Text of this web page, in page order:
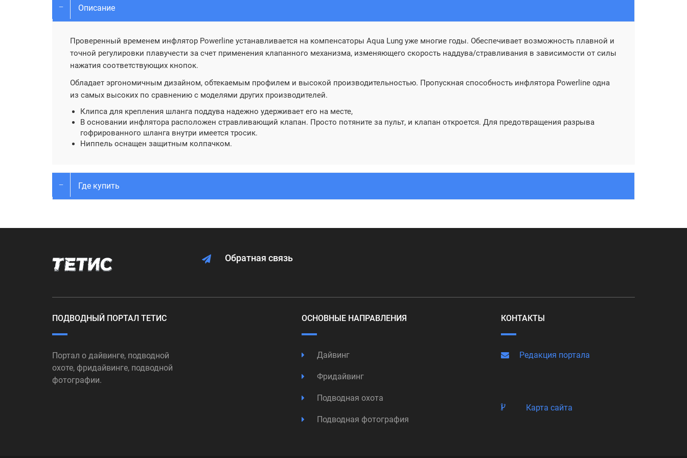
Описание
Проверенный временем инфлятор Powerline устанавливается на компенсаторы Aqua Lung уже многие годы. Обеспечивает возможность плавной и
точной регулировки плавучести за счет применения клапанного механизма, изменяющего скорость наддува/стравливания в зависимости от силы
нажатия соответствующих кнопок.
Обладает эргономичным дизайном, обтекаемым профилем и высокой производительностью. Пропускная способность инфлятора Powerline одна
из самых высоких по сравнению с моделями других производителей.
Клипса для крепления шланга поддува надежно удерживает его на месте,
В основании инфлятора расположен стравливающий клапан. Просто потяните за пульт, и клапан откроется. Для предотвращения разрыва
гофрированного шланга внутри имеется тросик.
Ниппель оснащен защитным колпачком.
Где купить
Обратная связь
ПОДВОДНЫЙ ПОРТАЛ ТЕТИС
Портал о дайвинге, подводной
охоте, фридайвинге, подводной
фотографии.
ОСНОВНЫЕ НАПРАВЛЕНИЯ
Дайвинг
Фридайвинг
Подводная охота
Подводная фотография
КОНТАКТЫ
Редакция портала
Карта сайта